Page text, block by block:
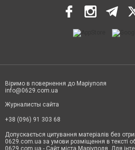
Віримо в повернення до Маріуполя
info@0629.com.ua
Журналисты сайта
+38 (096) 91 303 68
Допускається цитування матеріалів без
0629.com.ua за умови розміщення в тексті
0629.com.ua - Сайт міста Маріуполя. Для